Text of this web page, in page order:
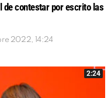
de contestar por escrito las
2022, 14:24
2:24